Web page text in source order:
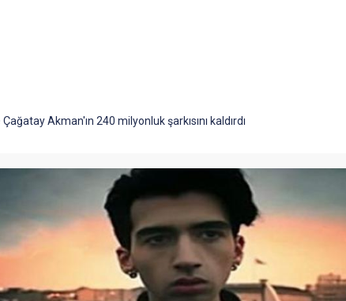
Akman'ın 240 milyonluk şarkısını kaldırdı